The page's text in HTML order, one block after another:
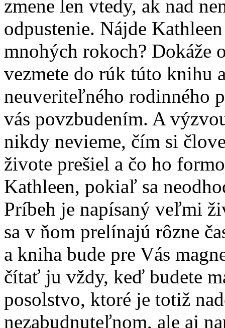
zmene len vtedy, ak nad
odpustenie. Nájde
mnohých rokoch? Dokáže
vezmete do rúk túto knihu
neuveriteľného rodinného
vás povzbudením. A
nikdy nevieme, čím si
živote prešiel a čo ho
Kathleen, pokiaľ sa
Príbeh je napísaný veľmi
sa v ňom prelínajú rôzne
a kniha bude pre Vás
čítať ju vždy, keď budete
posolstvo, ktoré je totiž
nezabudnuteľnom, ale aj